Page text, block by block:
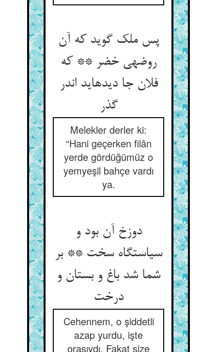
پس ملک گوید که آن
روضه‏ی خضر ** که
فلان جا دیده‏اید اندر
گذر
Melekler derler ki:
“Hani geçerken filân
yerde gördüğümüz o
yemyeşil bahçe vardı
ya.
دوزخ آن بود و
سیاستگاه سخت ** بر
شما شد باغ و بستان و
درخت‏
Cehennem, o şiddetli
azap yurdu, işte
orasıydı. Fakat size